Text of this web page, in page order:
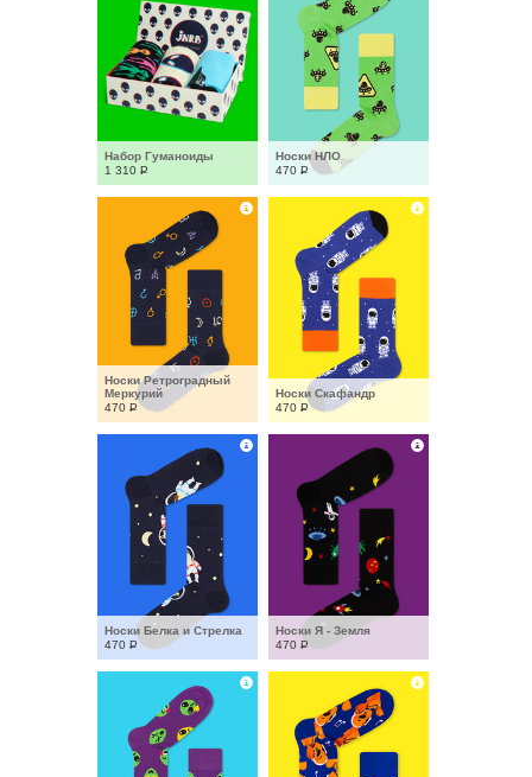
Набор Гуманоиды
1 310 Р
Носки НЛО
470 Р
Носки Ретроградный
Меркурий
470 Р
Носки Скафандр
470 Р
Носки Белка и Стрелка
470 Р
Носки Я - Земля
470 Р